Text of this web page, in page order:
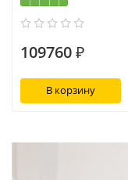
109760 ₽
В корзину